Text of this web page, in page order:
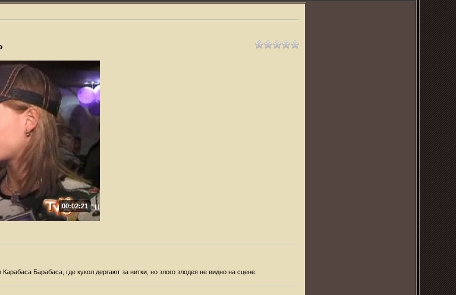
00:02:21
Барабаса, где кукол дергают за нитки, но злого злодея не видно на сцене.